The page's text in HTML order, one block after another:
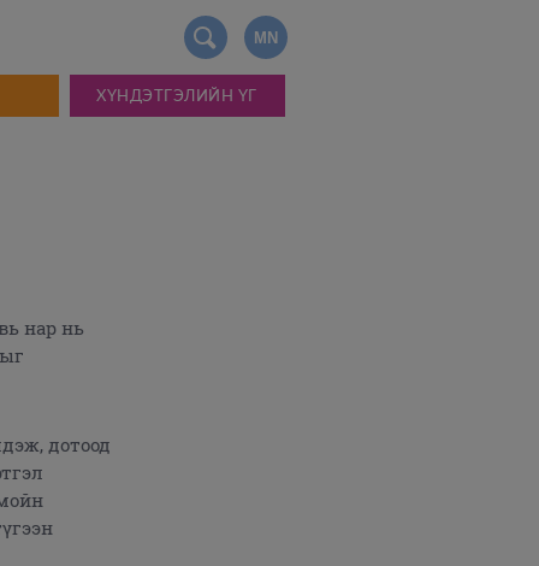
MN
ХҮНДЭТГЭЛИЙН ҮГ
нар нь
дотоод